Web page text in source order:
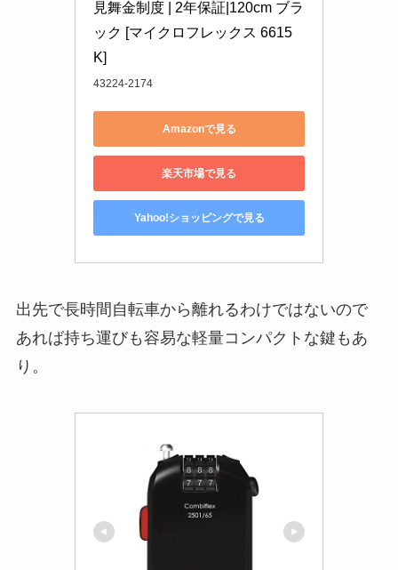
見舞金制度 | 2年保証|120cm ブラ
ック [マイクロフレックス 6615
K]
43224-2174
Amazonで見る
楽天市場で見る
Yahoo!ショッピングで見る
出先で長時間自転車から離れるわけではないので
あれば持ち運びも容易な軽量コンパクトな鍵もあ
り。